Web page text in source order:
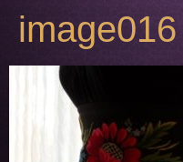
image016